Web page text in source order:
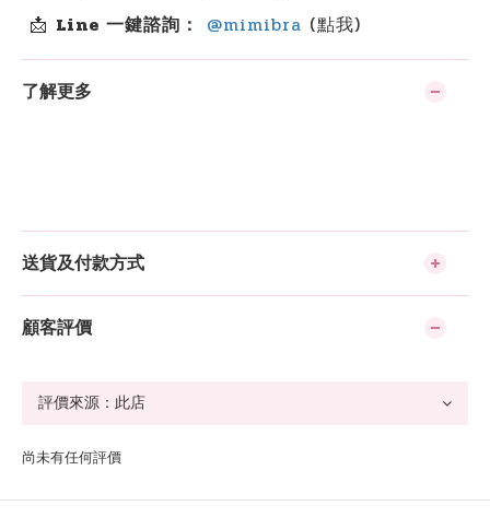
📩 Line 一鍵諮詢： @mimibra (點我)
了解更多
送貨及付款方式
顧客評價
尚未有任何評價